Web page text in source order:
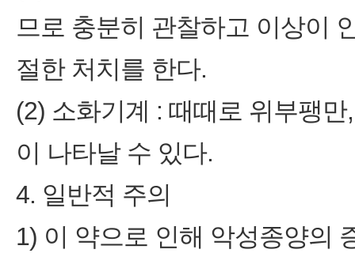
므로 충분히 관찰하고 이상이
절한 처치를 한다.
(2) 소화기계 : 때때로 위부팽
이 나타날 수 있다.
4. 일반적 주의
1) 이 약으로 인해 악성종양의